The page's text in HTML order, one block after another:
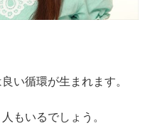
い循環が生まれます。
もいるでしょう。